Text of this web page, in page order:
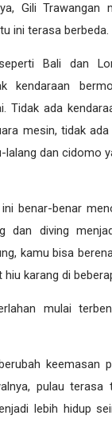
Gili Trawangan
ini terasa berbeda.
Bali dan
kendaraan
Tidak ada
mesin, tidak
lalang dan cidomo
benar-benar
dan diving
kamu bisa
hiu karang di
mulai
keemasan
pulau terasa
lebih hidup